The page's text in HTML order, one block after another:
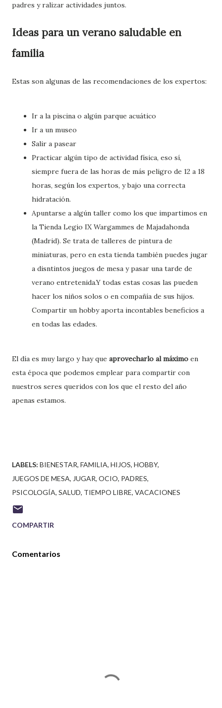
padres y ralizar actividades juntos.
Ideas para un verano saludable en
familia
Estas son algunas de las recomendaciones de los expertos:
Ir a la piscina o algún parque acuático
Ir a un museo
Salir a pasear
Practicar algún tipo de actividad física, eso sí,
siempre fuera de las horas de más peligro de 12 a 18
horas, según los expertos, y bajo una correcta
hidratación.
Apuntarse a algún taller como los que impartimos en
la Tienda Legio IX Wargammes de Majadahonda
(Madrid). Se trata de talleres de pintura de
miniaturas, pero en esta tienda también puedes jugar
a disntintos juegos de mesa y pasar una tarde de
verano entretenida.Y todas estas cosas las pueden
hacer los niños solos o en compañía de sus hijos.
Compartir un hobby aporta incontables beneficios a
en todas las edades.
El día es muy largo y hay que aprovecharlo al máximo en
esta época que podemos emplear para compartir con
nuestros seres queridos con los que el resto del año
apenas estamos.
LABELS: BIENESTAR FAMILIA HIJOS HOBBY
JUEGOS DE MESA JUGAR OCIO PADRES
PSICOLOGÍA SALUD TIEMPO LIBRE VACACIONES
COMPARTIR
Comentarios